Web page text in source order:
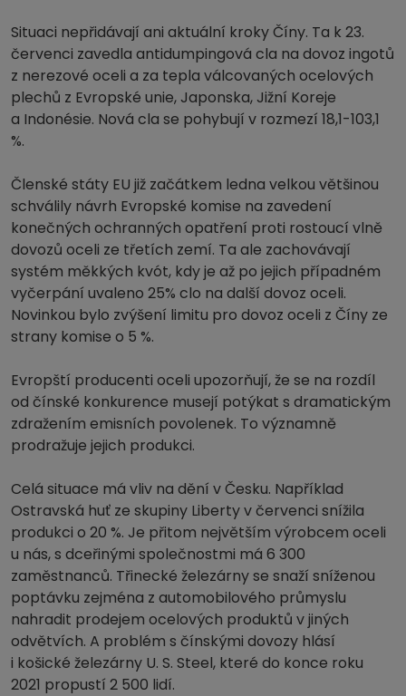
Situaci nepřidávají ani aktuální kroky Číny. Ta k 23.
červenci zavedla antidumpingová cla na dovoz ingotů
z nerezové oceli a za tepla válcovaných ocelových
plechů z Evropské unie, Japonska, Jižní Koreje
a Indonésie. Nová cla se pohybují v rozmezí 18,1-103,1
%.
Členské státy EU již začátkem ledna velkou většinou
schválily návrh Evropské komise na zavedení
konečných ochranných opatření proti rostoucí vlně
dovozů oceli ze třetích zemí. Ta ale zachovávají
systém měkkých kvót, kdy je až po jejich případném
vyčerpání uvaleno 25% clo na další dovoz oceli.
Novinkou bylo zvýšení limitu pro dovoz oceli z Číny ze
strany komise o 5 %.
Evropští producenti oceli upozorňují, že se na rozdíl
od čínské konkurence musejí potýkat s dramatickým
zdražením emisních povolenek. To významně
prodražuje jejich produkci.
Celá situace má vliv na dění v Česku. Například
Ostravská huť ze skupiny Liberty v červenci snížila
produkci o 20 %. Je přitom největším výrobcem oceli
u nás, s dceřinými společnostmi má 6 300
zaměstnanců. Třinecké železárny se snaží sníženou
poptávku zejména z automobilového průmyslu
nahradit prodejem ocelových produktů v jiných
odvětvích. A problém s čínskými dovozy hlásí
i košické železárny U. S. Steel, které do konce roku
2021 propustí 2 500 lidí.